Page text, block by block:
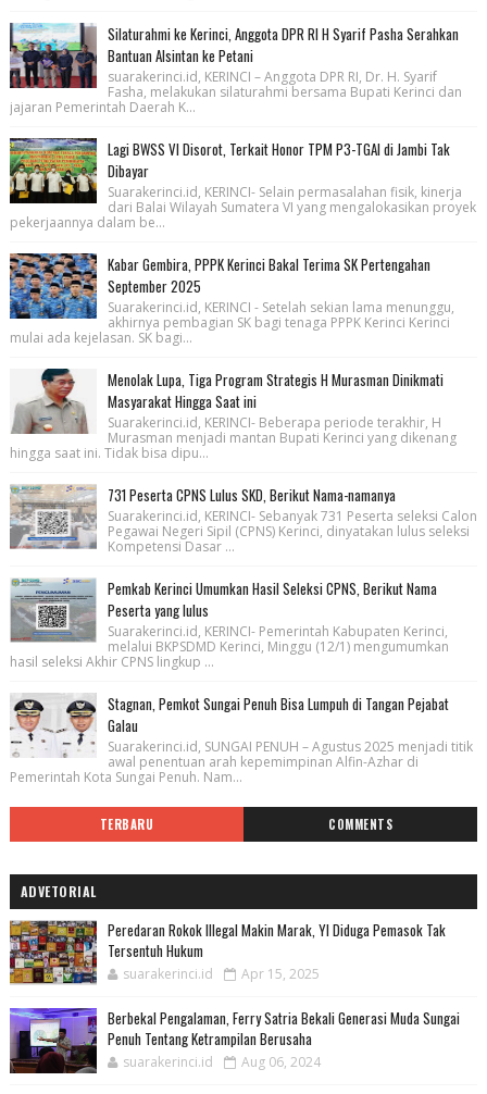
Silaturahmi ke Kerinci, Anggota DPR RI H Syarif Pasha Serahkan
Bantuan Alsintan ke Petani
suarakerinci.id, KERINCI – Anggota DPR RI, Dr. H. Syarif
Fasha, melakukan silaturahmi bersama Bupati Kerinci dan
jajaran Pemerintah Daerah K...
Lagi BWSS VI Disorot, Terkait Honor TPM P3-TGAI di Jambi Tak
Dibayar
Suarakerinci.id, KERINCI- Selain permasalahan fisik, kinerja
dari Balai Wilayah Sumatera VI yang mengalokasikan proyek
pekerjaannya dalam be...
Kabar Gembira, PPPK Kerinci Bakal Terima SK Pertengahan
September 2025
Suarakerinci.id, KERINCI - Setelah sekian lama menunggu,
akhirnya pembagian SK bagi tenaga PPPK Kerinci Kerinci
mulai ada kejelasan. SK bagi...
Menolak Lupa, Tiga Program Strategis H Murasman Dinikmati
Masyarakat Hingga Saat ini
Suarakerinci.id, KERINCI- Beberapa periode terakhir, H
Murasman menjadi mantan Bupati Kerinci yang dikenang
hingga saat ini. Tidak bisa dipu...
731 Peserta CPNS Lulus SKD, Berikut Nama-namanya
Suarakerinci.id, KERINCI- Sebanyak 731 Peserta seleksi Calon
Pegawai Negeri Sipil (CPNS) Kerinci, dinyatakan lulus seleksi
Kompetensi Dasar ...
Pemkab Kerinci Umumkan Hasil Seleksi CPNS, Berikut Nama
Peserta yang lulus
Suarakerinci.id, KERINCI- Pemerintah Kabupaten Kerinci,
melalui BKPSDMD Kerinci, Minggu (12/1) mengumumkan
hasil seleksi Akhir CPNS lingkup ...
Stagnan, Pemkot Sungai Penuh Bisa Lumpuh di Tangan Pejabat
Galau
Suarakerinci.id, SUNGAI PENUH – Agustus 2025 menjadi titik
awal penentuan arah kepemimpinan Alfin-Azhar di
Pemerintah Kota Sungai Penuh. Nam...
TERBARU COMMENTS
ADVETORIAL
Peredaran Rokok Illegal Makin Marak, YI Diduga Pemasok Tak
Tersentuh Hukum
suarakerinci.id Apr 15, 2025
Berbekal Pengalaman, Ferry Satria Bekali Generasi Muda Sungai
Penuh Tentang Ketrampilan Berusaha
suarakerinci.id Aug 06, 2024